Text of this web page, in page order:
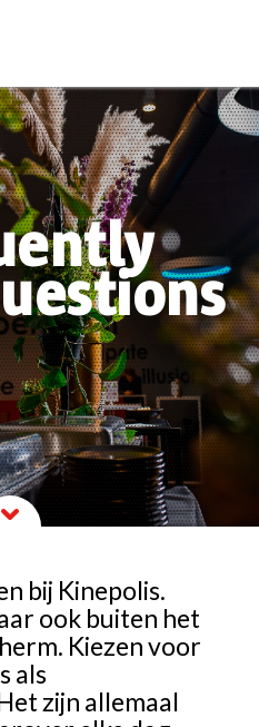
bij Kinepolis.
ook buiten het
Kiezen voor
als
zijn allemaal